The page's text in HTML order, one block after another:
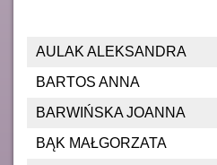
AULAK ALEKSANDRA
BARTOS ANNA
BARWIŃSKA JOANNA
BĄK MAŁGORZATA